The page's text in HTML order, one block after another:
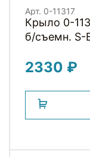
Арт. 0-11317
Крыло 0-
б/съемн. S-
черное
2330 ₽